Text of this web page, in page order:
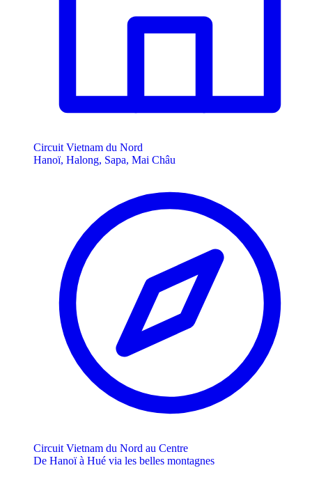
Circuit Vietnam du Nord
Hanoï, Halong, Sapa, Mai Châu
Circuit Vietnam du Nord au Centre
De Hanoï à Hué via les belles montagnes